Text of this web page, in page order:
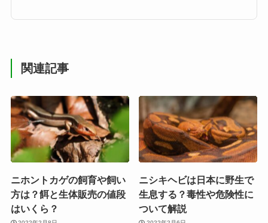
関連記事
ニホントカゲの飼育や飼い
方は？餌と生体販売の値段
はいくら？
ニシキヘビは日本に野生で
生息する？毒性や危険性に
ついて解説